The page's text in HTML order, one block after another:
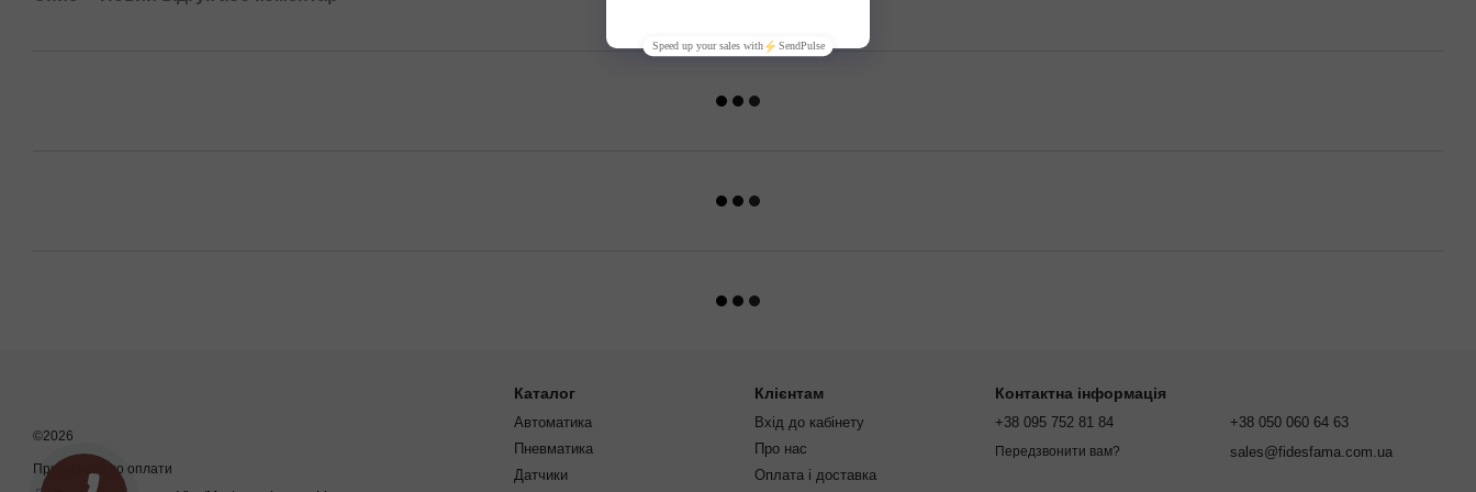
©2026
Приймаємо до оплати
Каталог
Автоматика
Пневматика
Датчики
Клієнтам
Вхід до кабінету
Про нас
Оплата і доставка
Контактна інформація
+38 095 752 81 84
Передзвонити вам?
+38 050 060 64 63
sales@fidesfama.com.ua